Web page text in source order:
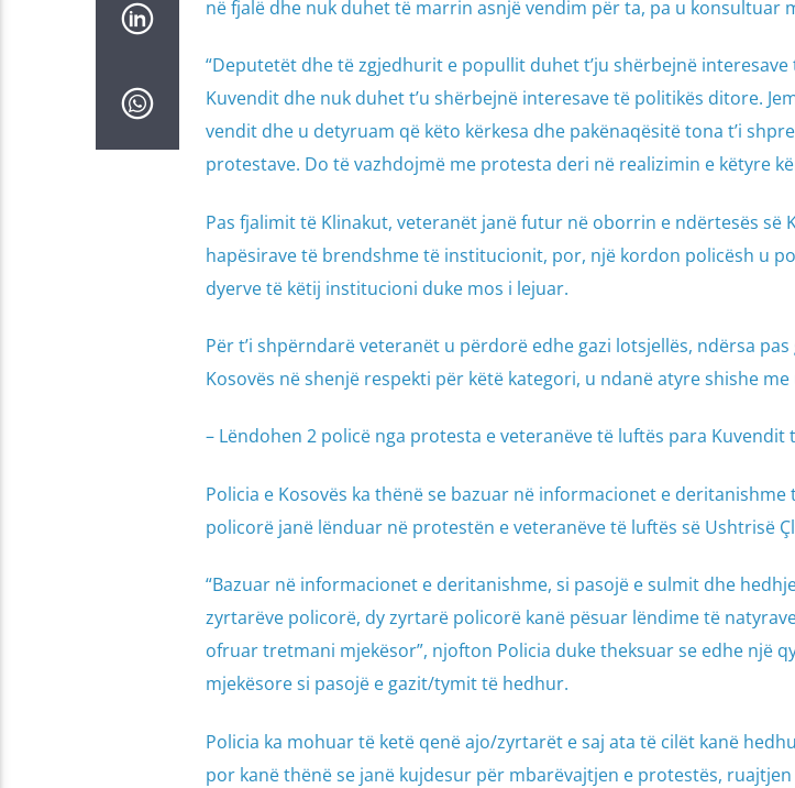
në fjalë dhe nuk duhet të marrin asnjë vendim për ta, pa u konsultuar
“Deputetët dhe të zgjedhurit e popullit duhet t’ju shërbejnë
Kuvendit dhe nuk duhet t’u shërbejnë interesave të politikës ditore.
vendit dhe u detyruam që këto kërkesa dhe pakënaqësitë tona t’i
protestave. Do të vazhdojmë me protesta deri në realizimin e këtyre
Pas fjalimit të Klinakut, veteranët janë futur në oborrin e ndërtesës së
hapësirave të brendshme të institucionit, por, një kordon policësh u
dyerve të këtij institucioni duke mos i lejuar.
Për t’i shpërndarë veteranët u përdorë edhe gazi lotsjellës, ndërsa
Kosovës në shenjë respekti për këtë kategori, u ndanë atyre shishe me
– Lëndohen 2 policë nga protesta e veteranëve të luftës para Kuvendit
Policia e Kosovës ka thënë se bazuar në informacionet e
policorë janë lënduar në protestën e veteranëve të luftës së Ushtrisë
“Bazuar në informacionet e deritanishme, si pasojë e sulmit dhe
zyrtarëve policorë, dy zyrtarë policorë kanë pësuar lëndime të
ofruar tretmani mjekësor”, njofton Policia duke theksuar se edhe një
mjekësore si pasojë e gazit/tymit të hedhur.
Policia ka mohuar të ketë qenë ajo/zyrtarët e saj ata të cilët kanë
por kanë thënë se janë kujdesur për mbarëvajtjen e protestës,